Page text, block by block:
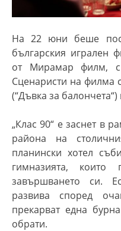
На 22 юни беше
българския игрален
от Мирамар филм,
Сценаристи на филма
(“Дъвка за
„Клас 90“ е заснет в
района на
планински хотел
гимназията,
завършването си.
развива според
прекарват една
обрати.